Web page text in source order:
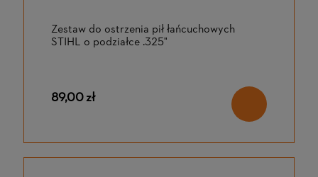
Zestaw do ostrzenia pił łańcuchowych
STIHL o podziałce .325"
89,00 zł